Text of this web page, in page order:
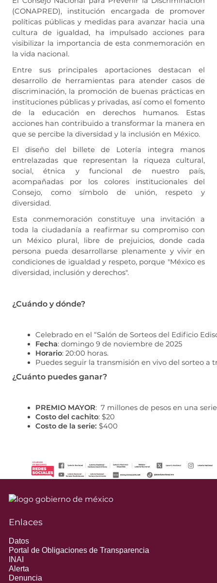
(CONAPRED), institución encargada de promover
políticas públicas y medidas para avanzar hacia una
cultura de igualdad, ha impulsado acciones para
visibilizar la importancia de esta conmemoración en
la vida nacional.
Entre sus principales aportaciones destacan el
desarrollo de herramientas para atender casos de
discriminación, la promoción de buenas prácticas en
instituciones públicas y privadas, así como el fomento
de la educación en derechos humanos. Estas
acciones han contribuido a transformar la manera en
que se percibe la diversidad y la inclusión en México.
El diseño del billete de Lotería integra manos
entrelazadas que representan la riqueza cultural,
social, étnica y funcional de nuestro país,
acompañadas por los colores institucionales del
Consejo, como símbolo de unión, respeto y
diversidad.
Esta conmemoración constituye una invitación a
toda la ciudadanía a reafirmar su compromiso con
un México plural, libre de prejuicios, donde cada
persona pueda desarrollarse plenamente y vivir en
condiciones de igualdad y respeto, porque "México es
diversidad, inclusión y derechos".
¿Cuándo y dónde?
Celebrado en el “Salón de Sorteos del Edificio
Fecha: domingo 9 de noviembre de 2025
Horario: 20:00 horas.
Puedes seguir la transmisión en vivo del sorteo a
¿Cuánto puedes ganar?
PREMIO MAYOR:  7 millones de pesos en una serie
Costo del cachito: $20
Costo de la serie: $400
Enlaces
Datos
Portal de Obligaciones de Transparencia
INAI
Alerta
Denuncia